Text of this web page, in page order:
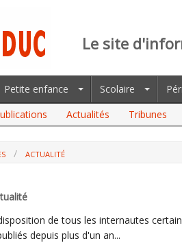
Le site
Petite enfance Scolaire
Actualités Tribunes
ACTUALITÉ
de tous les internautes
depuis plus d'un an...